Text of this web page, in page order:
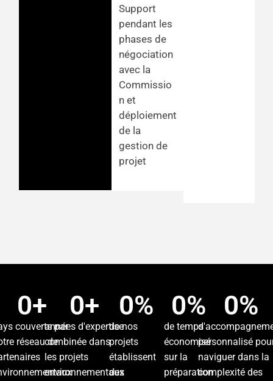
Support
pendant les
phases de
négociation
avec la
Commissio
n et
déploiement
de la
gestion de
projet
couverts par
réseau de
0+
années d'expertise
combinée dans
les projets
environnementaux
0+
de nos
projets
établissent
des
0%
de temps
économisé
sur la
préparation
0%
personnalisé
naviguer dans la
complexité des
0%